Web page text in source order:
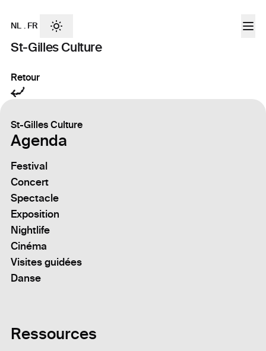
St-Gilles Culture
NL . FR
Retour
St-Gilles Culture
Agenda
Festival
Concert
Spectacle
Exposition
Nightlife
Cinéma
Visites guidées
Danse
Ressources